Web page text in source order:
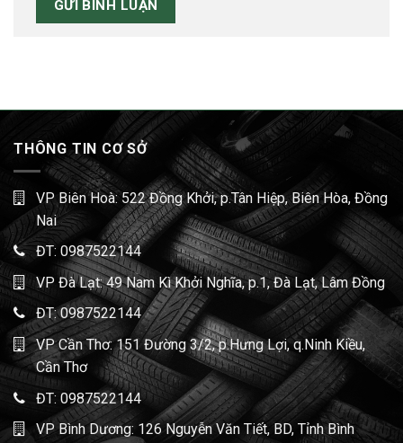
THÔNG TIN CƠ SỞ
VP Biên Hoà: 522 Đồng Khởi, p.Tân Hiệp, Biên Hòa, Đồng
Nai
ĐT: 0987522144
VP Đà Lạt: 49 Nam Kì Khởi Nghĩa, p.1, Đà Lạt, Lâm Đồng
ĐT:0987522144
VP Cần Thơ: 151 Đường 3/2, p.Hưng Lợi, q.Ninh Kiều,
Cần Thơ
ĐT: 0987522144
VP Bình Dương: 126 Nguyễn Văn Tiết, BD, Tỉnh Bình